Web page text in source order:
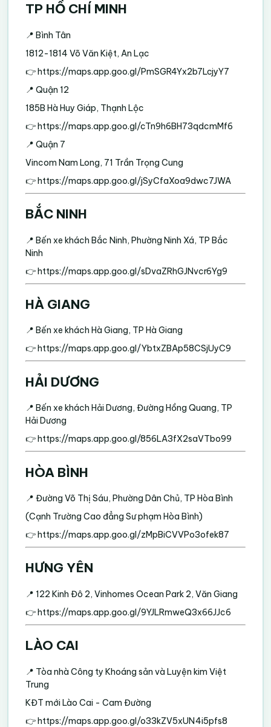
TP HỒ CHÍ MINH
📍 Bình Tân
1812-1814 Võ Văn Kiệt, An Lạc
👉https://maps.app.goo.gl/PmSGR4Yx2b7LcjyY7
📍 Quận 12
185B Hà Huy Giáp, Thạnh Lộc
👉https://maps.app.goo.gl/cTn9h6BH73qdcmMf6
📍 Quận 7
Vincom Nam Long, 71 Trần Trọng Cung
👉https://maps.app.goo.gl/jSyCfaXoa9dwc7JWA
BẮC NINH
📍 Bến xe khách Bắc Ninh, Phường Ninh Xá, TP Bắc
Ninh
👉https://maps.app.goo.gl/sDvaZRhGJNvcr6Yg9
HÀ GIANG
📍 Bến xe khách Hà Giang, TP Hà Giang
👉 https://maps.app.goo.gl/YbtxZBAp58CSjUyC9
HẢI DƯƠNG
📍 Bến xe khách Hải Dương, Đường Hồng Quang, TP
Hải Dương
👉https://maps.app.goo.gl/856LA3fX2saVTbo99
HÒA BÌNH
📍 Đường Võ Thị Sáu, Phường Dân Chủ, TP Hòa Bình
(Cạnh Trường Cao đẳng Sư phạm Hòa Bình)
👉https://maps.app.goo.gl/zMpBiCVVPo3ofek87
HƯNG YÊN
📍 122 Kinh Đô 2, Vinhomes Ocean Park 2, Văn Giang
👉https://maps.app.goo.gl/9YJLRmweQ3x66JJc6
LÀO CAI
📍 Tòa nhà Công ty Khoáng sản và Luyện kim Việt
Trung
KĐT mới Lào Cai - Cam Đường
👉https://maps.app.goo.gl/o33kZV5xUN4i5pfs8